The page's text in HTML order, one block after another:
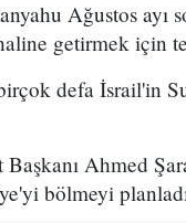
Ağustos
getirmek için
defa İsrail'in
Ahmed
bölmeyi